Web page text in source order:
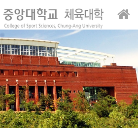
메뉴 건너뛰기